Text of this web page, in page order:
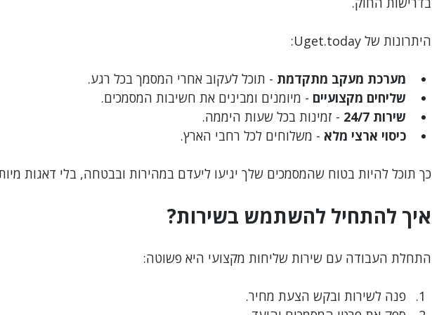
היתרונות של Uget.today:
מערכת מעקב מתקדמת - תוכל לעקוב אחרי המסמך בכל רגע.
שליחים מקצועיים - מיומנים ומבינים את חשיבות המסמכים.
שירות 24/7
- זמינות בכל שעות היממה.
כיסוי ארצי מלא - משלוחים לכל רחבי הארץ.
כך תוכל להיות בטוח שהמסמכים שלך יגיעו ליעדם במהירות ובבטחה, בלי דאגות
איך להתחיל להשתמש בשירות?
התחלת העבודה עם שירות שליחות מקצועי היא פשוטה:
פנה לשירות ובקש הצעת מחיר.